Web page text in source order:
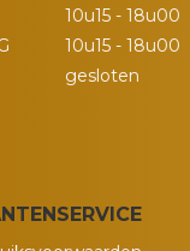
10u15 - 18u00
10u15 - 18u00
gesloten